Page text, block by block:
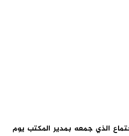
الذي جمعه بمدير المكتب يوم